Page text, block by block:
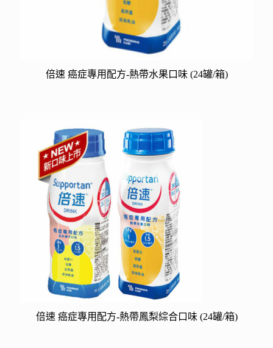
倍速 癌症專用配方-熱帶水果口味 (24罐/箱)
倍速 癌症專用配方-熱帶鳳梨綜合口味 (24罐/箱)